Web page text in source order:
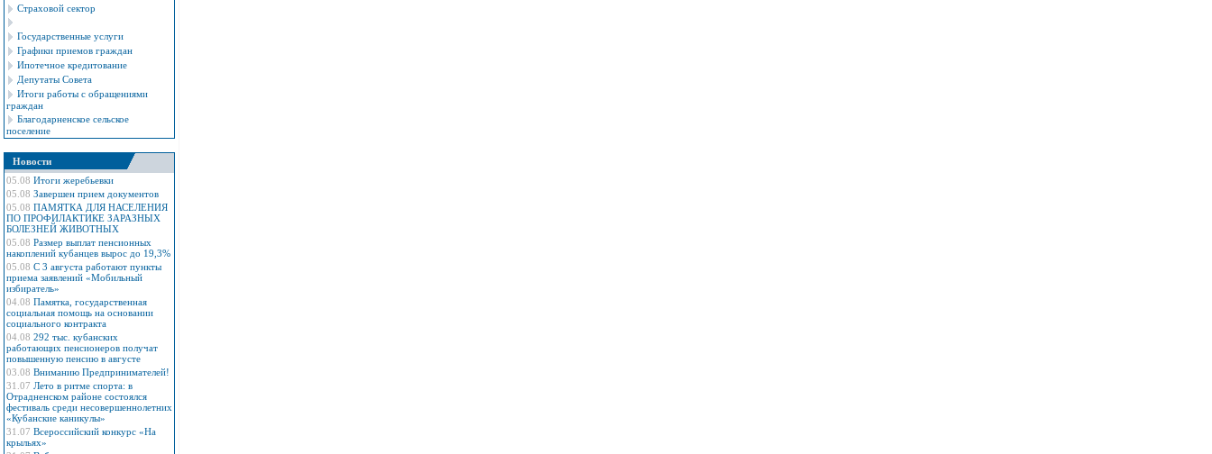
Страховой сектор
Государственные услуги
Графики приемов граждан
Ипотечное кредитование
Депутаты Совета
Итоги работы с обращениями
граждан
Благодарненское сельское
поселение
Новости
05.08 Итоги жеребьевки
05.08 Завершен прием документов
05.08 ПАМЯТКА ДЛЯ НАСЕЛЕНИЯ
ПО ПРОФИЛАКТИКЕ ЗАРАЗНЫХ
БОЛЕЗНЕЙ ЖИВОТНЫХ
05.08 Размер выплат пенсионных
накоплений кубанцев вырос до 19,3%
05.08 С 3 августа работают пункты
приема заявлений «Мобильный
избиратель»
04.08 Памятка, государственная
социальная помощь на основании
социального контракта
04.08 292 тыс. кубанских
работающих пенсионеров получат
повышенную пенсию в августе
03.08 Вниманию Предпринимателей!
31.07 Лето в ритме спорта: в
Отрадненском районе состоялся
фестиваль среди несовершеннолетних
«Кубанские каникулы»
31.07 Всероссийский конкурс «На
крыльях»